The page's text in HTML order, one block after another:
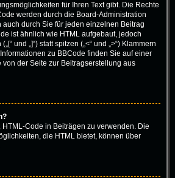
für Ihren Text gibt. Die Rechte
werden durch die Board-Administration
durch Sie für jeden einzelnen Beitrag
ist ähnlich wie HTML aufgebaut, jedoch
und „]“) statt spitzen („<“ und „>“) Klammern
zu BBCode finden Sie auf einer
der Seite zur Beitragserstellung aus
HTML-Code in Beiträgen zu verwenden. Die
die HTML bietet, können über